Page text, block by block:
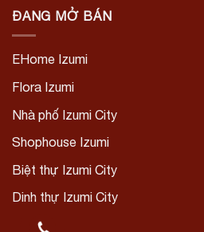
ĐANG MỞ BÁN
EHome Izumi
Flora Izumi
Nhà phố Izumi City
Shophouse Izumi
Biệt thự Izumi City
Dinh thự Izumi City